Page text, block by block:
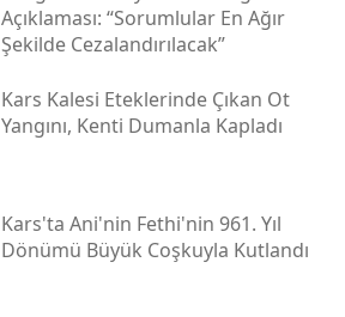
Açıklaması: “sorumlular En Ağır
Şekilde Cezalandırılacak”
Kars Kalesi Eteklerinde Çıkan Ot
Yangını, Kenti Dumanla Kapladı
Kars'ta Ani'nin Fethi'nin 961. Yıl
Dönümü Büyük Coşkuyla Kutlandı